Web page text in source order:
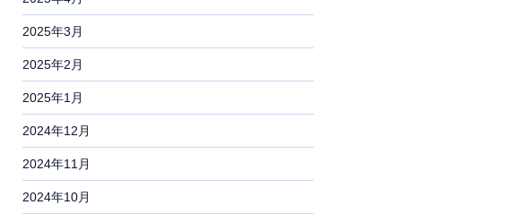
2025年3月
2025年2月
2025年1月
2024年12月
2024年11月
2024年10月